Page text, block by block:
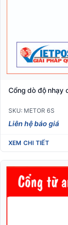
Cổng dò độ nhạy
SKU: METOR 6S
Liên hệ báo giá
XEM CHI TIẾT